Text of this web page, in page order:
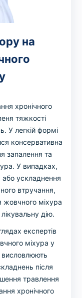
на
хронічного
тяжкості
У легкій формі
консервативна
запалення та
У випадках,
ускладнення
втручання,
міхура
дію.
експертів
міхура у
висловлюють
після
травлення
хронічного